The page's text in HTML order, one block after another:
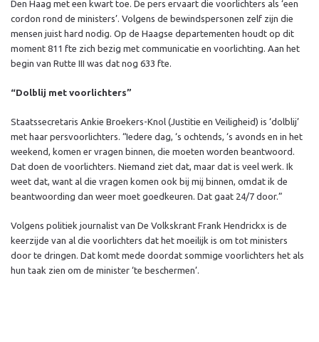
Den Haag met een kwart toe. De pers ervaart die voorlichters als ‘een
cordon rond de ministers’. Volgens de bewindspersonen zelf zijn die
mensen juist hard nodig. Op de Haagse departementen houdt op dit
moment 811 fte zich bezig met communicatie en voorlichting. Aan het
begin van Rutte III was dat nog 633 fte.
“Dolblij met voorlichters”
Staatssecretaris Ankie Broekers-Knol (Justitie en Veiligheid) is ‘dolblij’
met haar persvoorlichters. “Iedere dag, ‘s ochtends, ‘s avonds en in het
weekend, komen er vragen binnen, die moeten worden beantwoord.
Dat doen de voorlichters. Niemand ziet dat, maar dat is veel werk. Ik
weet dat, want al die vragen komen ook bij mij binnen, omdat ik de
beantwoording dan weer moet goedkeuren. Dat gaat 24/7 door.”
Volgens politiek journalist van De Volkskrant Frank Hendrickx is de
keerzijde van al die voorlichters dat het moeilijk is om tot ministers
door te dringen. Dat komt mede doordat sommige voorlichters het als
hun taak zien om de minister ‘te beschermen’.